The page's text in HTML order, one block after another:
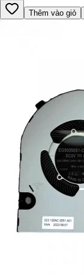
Thêm vào giỏ